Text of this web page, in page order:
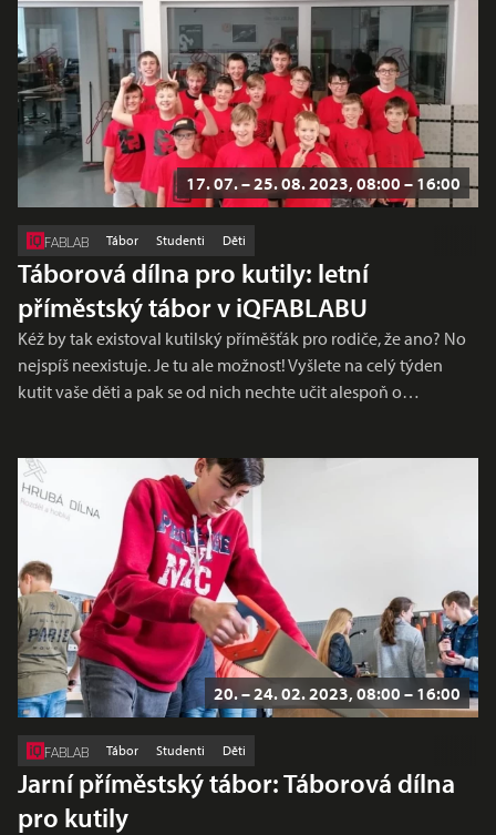
17. 07. – 25. 08. 2023, 08:00 – 16:00
FABLAB Tábor Studenti Děti
Táborová dílna pro kutily: letní
příměstský tábor v iQFABLABU
Kéž by tak existoval kutilský příměšťák pro rodiče, že ano? No
nejspíš neexistuje. Je tu ale možnost! Vyšlete na celý týden
kutit vaše děti a pak se od nich nechte učit alespoň o…
20. – 24. 02. 2023, 08:00 – 16:00
FABLAB Tábor Studenti Děti
Jarní příměstský tábor: Táborová dílna
pro kutily